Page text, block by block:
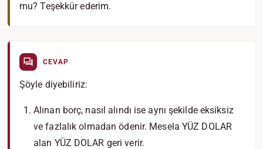
mu? Teşekkür ederim.
CEVAP
Şöyle diyebiliriz:
Alınan borç, nasıl alındı ise aynı şekilde eksiksiz
ve fazlalık olmadan ödenir. Mesela YÜZ DOLAR
alan YÜZ DOLAR geri verir.